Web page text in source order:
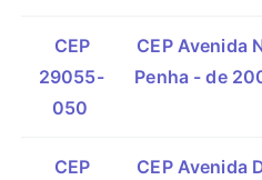
CEP
29055-
050
CEP Avenida
Penha - de
CEP
CEP Avenida